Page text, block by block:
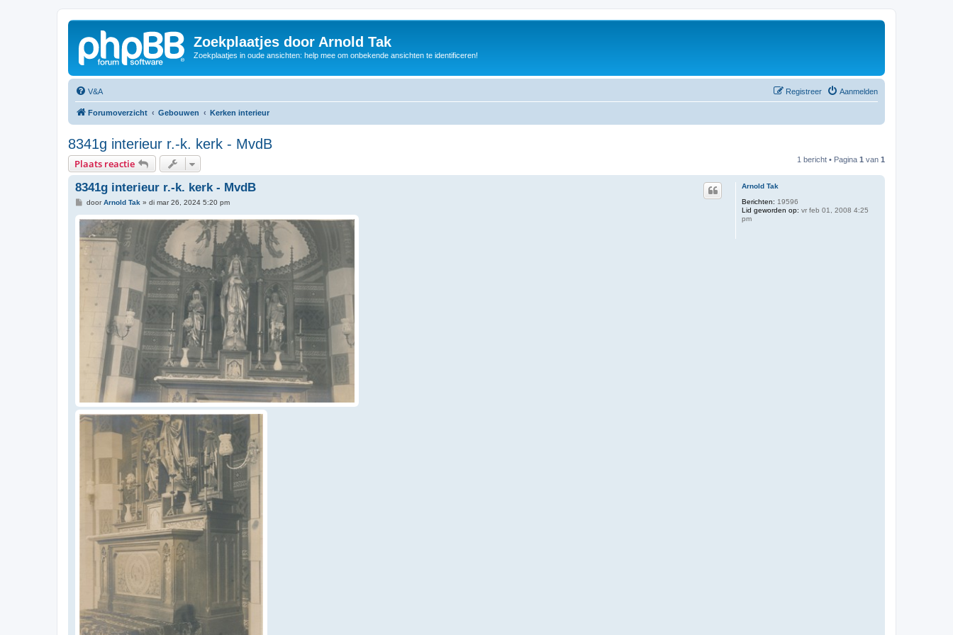
Zoekplaatjes door Arnold Tak
Zoekplaatjes in oude ansichten: help mee om onbekende ansichten te identificeren!
V&A Aanmelden
Registreer
Forumoverzicht Gebouwen Kerken interieur
8341g interieur r.-k. kerk - MvdB
Plaats reactie 1 bericht • Pagina 1 van 1
Arnold Tak
Berichten: 19596
Lid geworden op: vr feb 01, 2008 4:25
pm
8341g interieur r.-k. kerk - MvdB
B
r
doorArnold Tak » di mar 26, 2024 5:20 pm